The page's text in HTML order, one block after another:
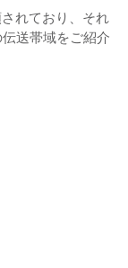
れており、それ
送帯域をご紹介